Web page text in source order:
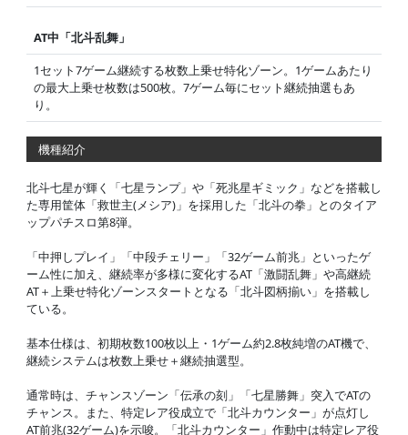
AT中「北斗乱舞」
1セット7ゲーム継続する枚数上乗せ特化ゾーン。1ゲームあたり
の最大上乗せ枚数は500枚。7ゲーム毎にセット継続抽選もあ
り。
機種紹介
北斗七星が輝く「七星ランプ」や「死兆星ギミック」などを搭載し
た専用筐体「救世主(メシア)」を採用した「北斗の拳」とのタイア
ップパチスロ第8弾。
「中押しプレイ」「中段チェリー」「32ゲーム前兆」といったゲ
ーム性に加え、継続率が多様に変化するAT「激闘乱舞」や高継続
AT＋上乗せ特化ゾーンスタートとなる「北斗図柄揃い」を搭載し
ている。
基本仕様は、初期枚数100枚以上・1ゲーム約2.8枚純増のAT機で、
継続システムは枚数上乗せ＋継続抽選型。
通常時は、チャンスゾーン「伝承の刻」「七星勝舞」突入でATの
チャンス。また、特定レア役成立で「北斗カウンター」が点灯し
AT前兆(32ゲーム)を示唆。「北斗カウンター」作動中は特定レア役